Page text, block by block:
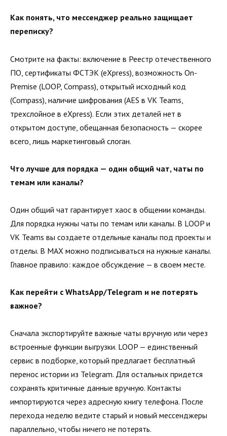
Как понять, что мессенджер реально защищает
переписку?
Смотрите на факты: включение в Реестр отечественного
ПО, сертификаты ФСТЭК (eXpress), возможность On-
Premise (LOOP, Compass), открытый исходный код
(Compass), наличие шифрования (AES в VK Teams,
трехслойное в eXpress). Если этих деталей нет в
открытом доступе, обещанная безопасность — скорее
всего, лишь маркетинговый слоган.
Что лучше для порядка — один общий чат, чаты по
темам или каналы?
Один общий чат гарантирует хаос в общении команды.
Для порядка нужны чаты по темам или каналы. В LOOP и
VK Teams вы создаете отдельные каналы под проекты и
отделы. В MAX можно подписываться на нужные каналы.
Главное правило: каждое обсуждение — в своем месте.
Как перейти с WhatsApp/Telegram и не потерять
важное?
Сначала экспортируйте важные чаты вручную или через
встроенные функции выгрузки. LOOP — единственный
сервис в подборке, который предлагает бесплатный
перенос истории из Telegram. Для остальных придется
сохранять критичные данные вручную. Контакты
импортируются через адресную книгу телефона. После
перехода неделю ведите старый и новый мессенджеры
параллельно, чтобы ничего не потерять.